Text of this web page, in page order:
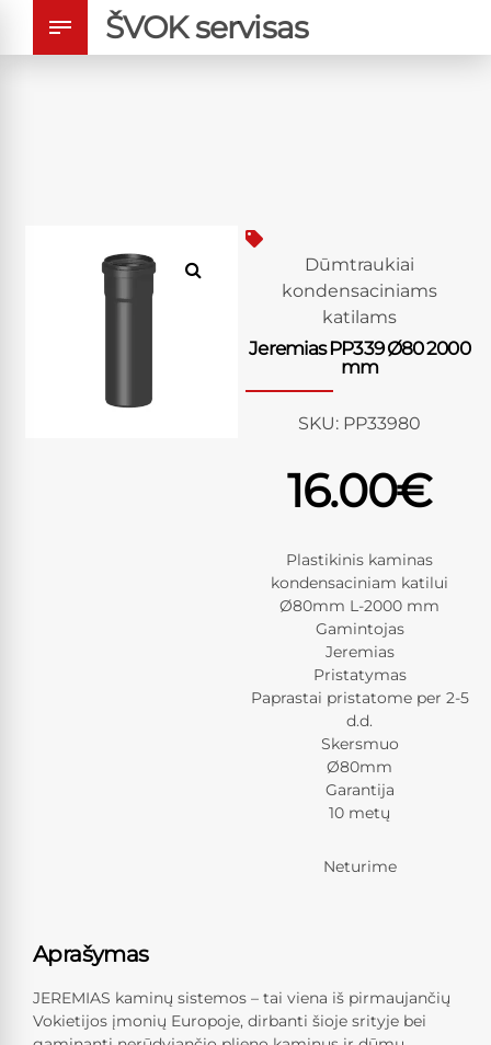
ŠVOK servisas
Dūmtraukiai
kondensaciniams
katilams
Jeremias PP339 Ø80 2000
mm
SKU: PP33980
16.00€
Plastikinis kaminas
kondensaciniam katilui
Ø80mm L-2000 mm
Gamintojas
Jeremias
Pristatymas
Paprastai pristatome per 2-5
d.d.
Skersmuo
Ø80mm
Garantija
10 metų
Neturime
Aprašymas
JEREMIAS kaminų sistemos – tai viena iš pirmaujančių
Vokietijos įmonių Europoje, dirbanti šioje srityje bei